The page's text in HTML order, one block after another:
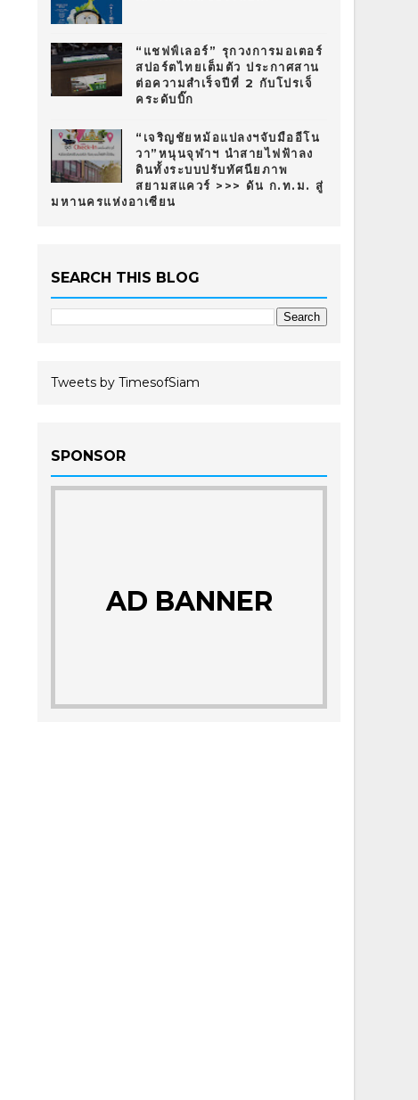
“แชฟฟ์เลอร์” รุกวงการมอเตอร์
สปอร์ตไทยเต็มตัว ประกาศสาน
ต่อความสำเร็จปีที่ 2 กับโปรเจ็
คระดับบิ๊ก
“เจริญชัยหม้อแปลงฯจับมืออีโน
วา”หนุนจุฬาฯ นำสายไฟฟ้าลง
ดินทั้งระบบปรับทัศนียภาพ
สยามสแควร์ >>> ดัน ก.ท.ม. สู่
มหานครแห่งอาเซียน
SEARCH THIS BLOG
Tweets by TimesofSiam
SPONSOR
AD BANNER